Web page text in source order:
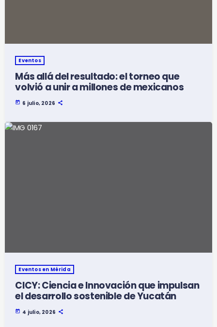
Eventos
Más allá del resultado: el torneo que
volvió a unir a millones de mexicanos
today 6 julio, 2026
Eventos en Mérida
CICY: Ciencia e Innovación que impulsan
el desarrollo sostenible de Yucatán
today 4 julio, 2026